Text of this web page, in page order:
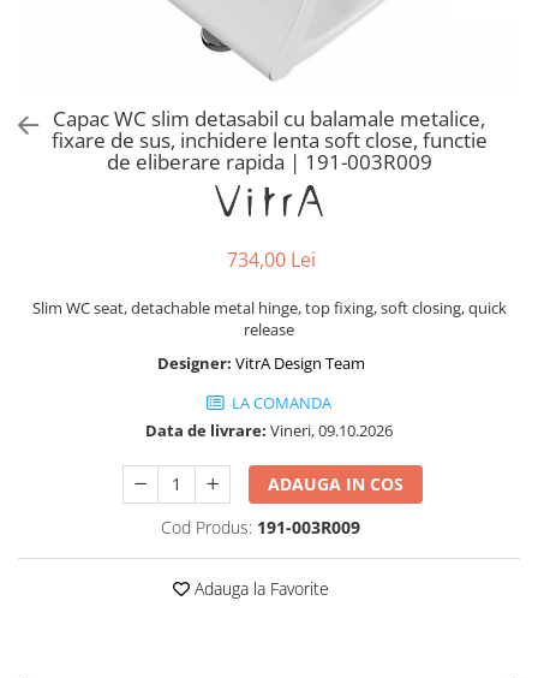
Baterii lavoar montare pe tavan
Robinete de trecere
Robinete masina de spalat
Capac WC slim detasabil cu balamale metalice,
fixare de sus, inchidere lenta soft close, functie
de eliberare rapida | 191-003R009
734,00 Lei
Slim WC seat, detachable metal hinge, top fixing, soft closing, quick
release
Designer: VitrA Design Team
LA COMANDA
Data de livrare: Vineri, 09.10.2026
ADAUGA IN COS
Cod Produs: 191-003R009
Adauga la Favorite